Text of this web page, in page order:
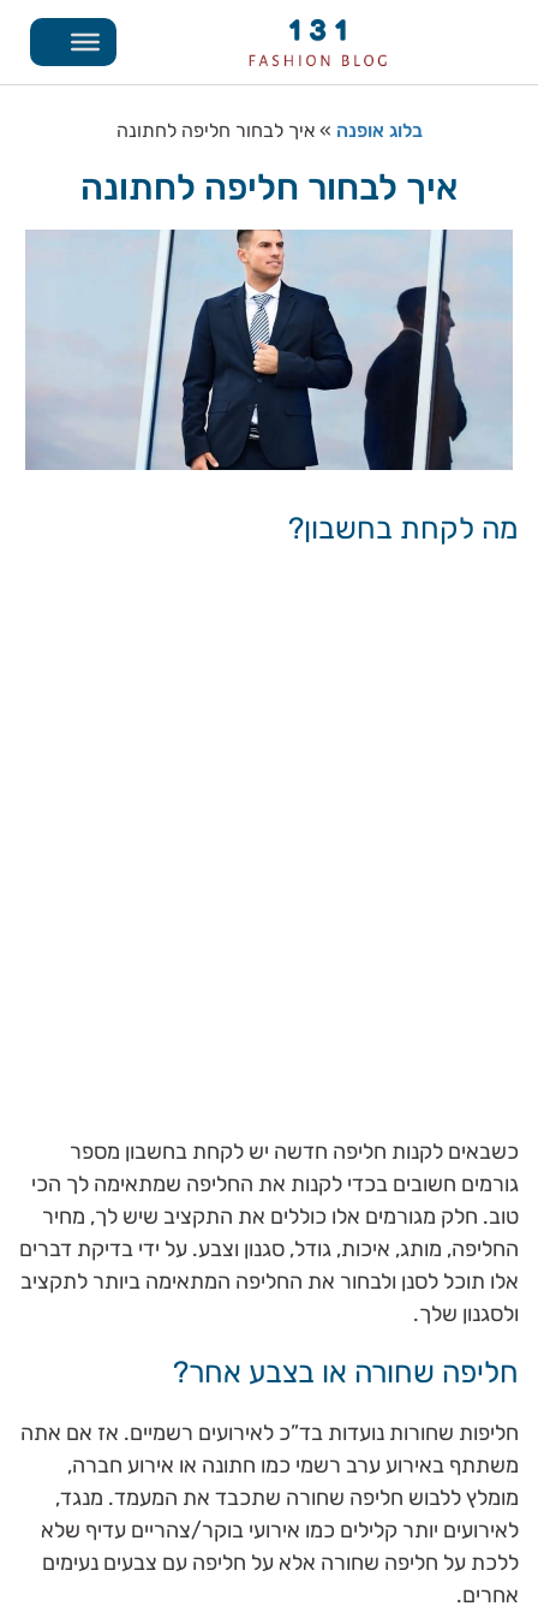
בלוג אופנה »איך לבחור חליפה לחתונה
איך לבחור חליפה לחתונה
מה לקחת בחשבון?
כשבאים לקנות חליפה חדשה יש לקחת בחשבון מספר
גורמים חשובים בכדי לקנות את החליפה שמתאימה לך הכי
טוב. חלק מגורמים אלו כוללים את התקציב שיש לך, מחיר
החליפה, מותג, איכות, גודל, סגנון וצבע. על ידי בדיקת דברים
אלו תוכל לסנן ולבחור את החליפה המתאימה ביותר לתקציב
ולסגנון שלך.
חליפה שחורה או בצבע אחר?
חליפות שחורות נועדות בד”כ לאירועים רשמיים. אז אם אתה
משתתף באירוע ערב רשמי כמו חתונה או אירוע חברה,
מומלץ ללבוש חליפה שחורה שתכבד את המעמד. מנגד,
לאירועים יותר קלילים כמו אירועי בוקר/צהריים עדיף שלא
ללכת על חליפה שחורה אלא על חליפה עם צבעים נעימים
אחרים.